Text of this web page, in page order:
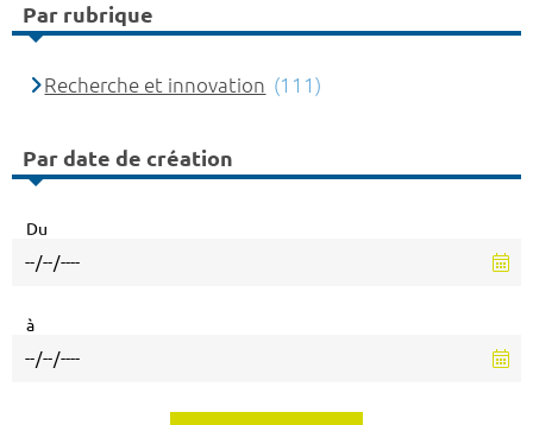
Par rubrique
Recherche et innovation (111)
Par date de création
Du
à